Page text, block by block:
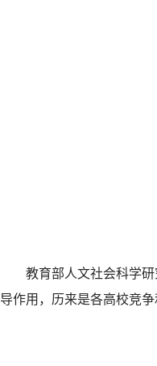
教育部人文社会科学
导作用，历来是各高校竞